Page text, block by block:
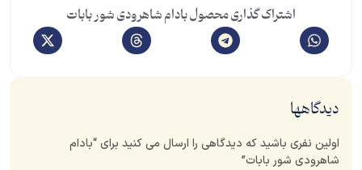
دیدگاهها
اولین نفری باشید که دیدگاهی را ارسال می کنید برای “بادام
شاهرودی شور بابات”
اشتراک گذاری محصول بادام شاهرودی شور بابات